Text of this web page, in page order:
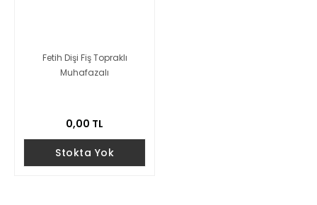
Fetih Dişi Fiş Topraklı
Muhafazalı
0,00 TL
Stokta Yok